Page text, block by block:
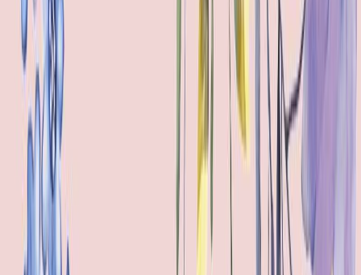
Μετάφραση
Ουρανία Τουτουντζή